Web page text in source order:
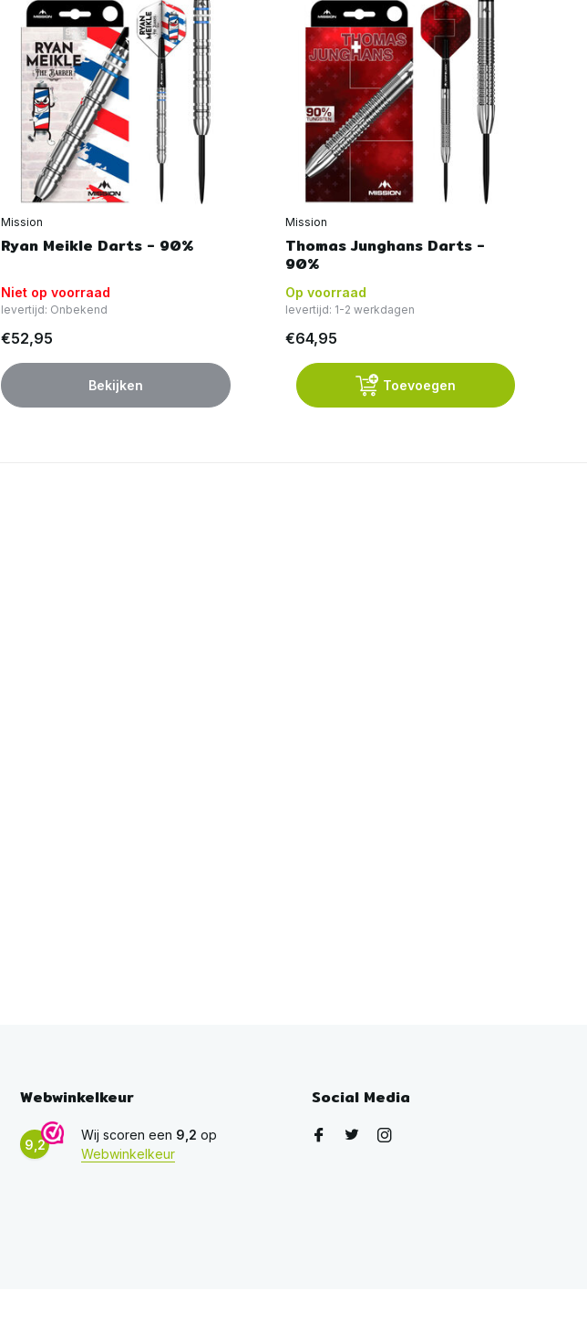
Mission
Ryan Meikle Darts - 90%
Niet op voorraad
levertijd: Onbekend
€52,95
Bekijken
Mission
Thomas Junghans Darts -
90%
Op voorraad
levertijd: 1-2 werkdagen
€64,95
Toevoegen
Webwinkelkeur
9,2
Wij scoren een 9,2 op
Webwinkelkeur
Social Media